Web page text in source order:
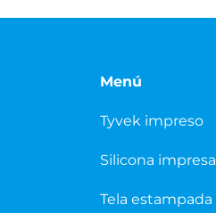
Menú
Tyvek impreso
Silicona impresa
Tela estampada